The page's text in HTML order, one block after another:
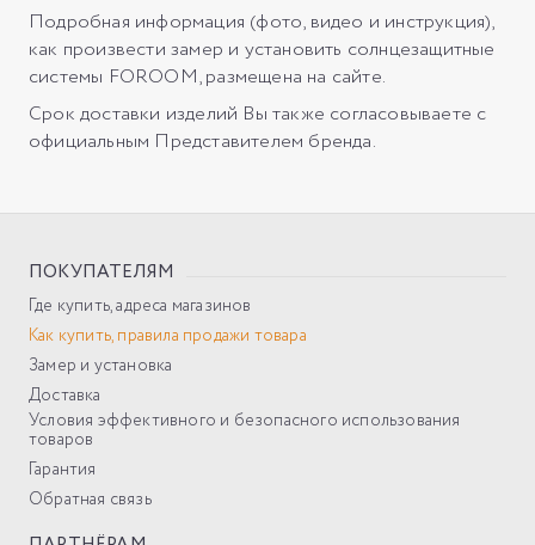
Подробная информация (фото, видео и инструкция),
как произвести замер и установить солнцезащитные
системы FOROOM, размещена на сайте.
Срок доставки изделий Вы также согласовываете с
официальным Представителем бренда.
ПОКУПАТЕЛЯМ
Где купить, адреса магазинов
Как купить, правила продажи товара
Замер и установка
Доставка
Условия эффективного и безопасного использования
товаров
Гарантия
Обратная связь